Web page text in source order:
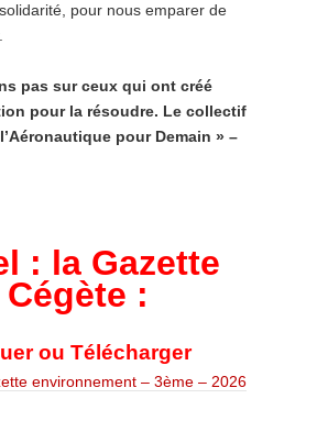
pour nous emparer de
pas sur ceux qui ont créé
pour la résoudre. Le collectif
pour Demain » –
: la Gazette
:
ou Télécharger
environnement – 3ème – 2026